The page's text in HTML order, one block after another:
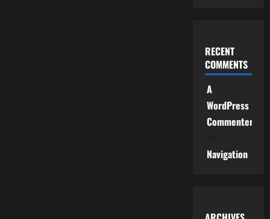
RECENT
COMMENTS
A
WordPress
Commenter
Navigation